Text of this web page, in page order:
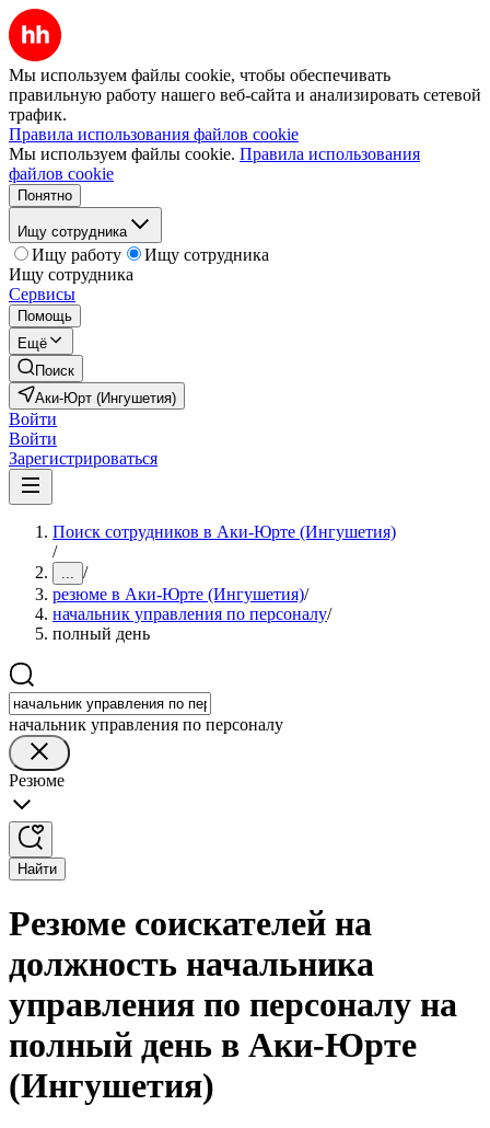
Мы используем файлы cookie, чтобы обеспечивать
правильную работу нашего веб-сайта и анализировать сетевой
трафик.
Правила использования файлов cookie
Мы используем файлы cookie. Правила использования
файлов cookie
Понятно
Ищу сотрудника
Ищу работу
Ищу сотрудника
Ищу сотрудника
Сервисы
Помощь
Ещё
Поиск
Аки-Юрт (Ингушетия)
Войти
Войти
Зарегистрироваться
Поиск сотрудников в Аки-Юрте (Ингушетия)
/
... /
резюме в Аки-Юрте (Ингушетия)/
начальник управления по персоналу/
полный день
начальник управления по персоналу
Резюме
Найти
Резюме соискателей на
должность начальника
управления по персоналу на
полный день в Аки-Юрте
(Ингушетия)